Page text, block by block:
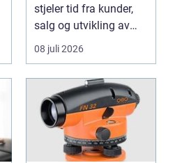
stjeler tid fra kunder,
salg og utvikling av
virksomheten. Samt...
08 juli 2026